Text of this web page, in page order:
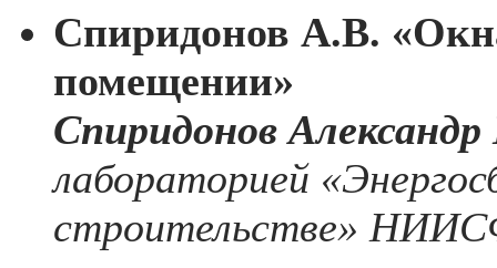
Спиридонов А.В.
помещении»
Спиридонов
лабораторией
строительстве»